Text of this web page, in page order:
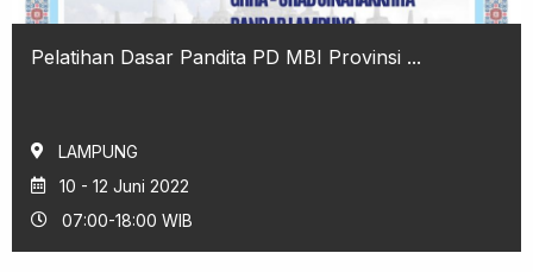
Pelatihan Dasar Pandita PD MBI Provinsi ...
LAMPUNG
10 - 12 Juni 2022
07:00-18:00 WIB